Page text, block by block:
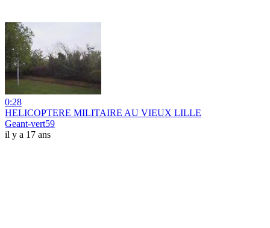
0:28
HELICOPTERE MILITAIRE AU VIEUX LILLE
Geant-vert59
il y a 17 ans